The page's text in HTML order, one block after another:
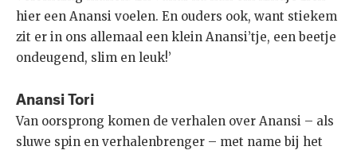
hier een Anansi voelen. En ouders ook, want stiekem
zit er in ons allemaal een klein Anansi’tje, een beetje
ondeugend, slim en leuk!’
Anansi Tori
Van oorsprong komen de verhalen over Anansi – als
sluwe spin en verhalenbrenger – met name bij het